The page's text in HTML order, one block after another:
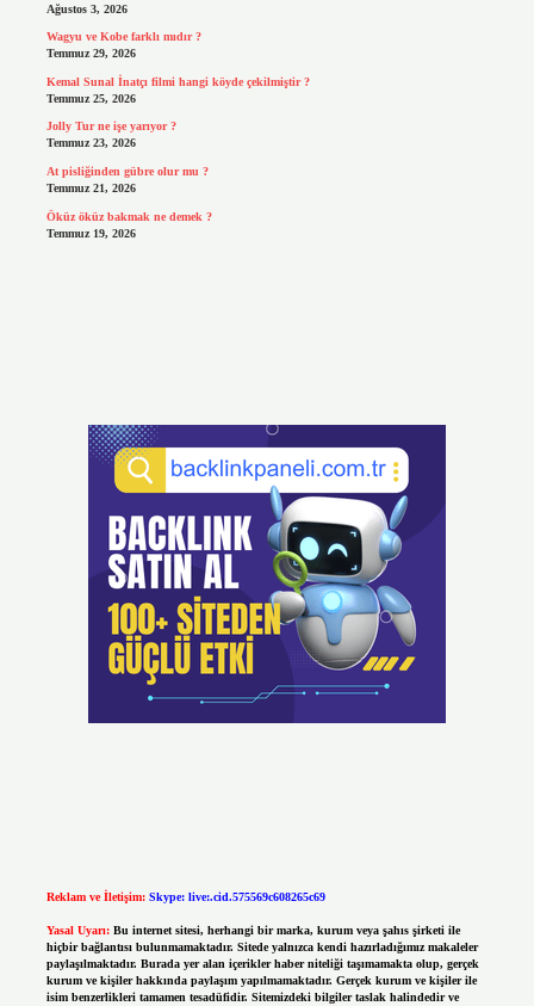
Ağustos 3, 2026
Wagyu ve Kobe farklı mıdır ?
Temmuz 29, 2026
Kemal Sunal İnatçı filmi hangi köyde çekilmiştir ?
Temmuz 25, 2026
Jolly Tur ne işe yarıyor ?
Temmuz 23, 2026
At pisliğinden gübre olur mu ?
Temmuz 21, 2026
Öküz öküz bakmak ne demek ?
Temmuz 19, 2026
Reklam ve İletişim: Skype: live:.cid.575569c608265c69
Yasal Uyarı: Bu internet sitesi, herhangi bir marka, kurum veya şahıs şirketi ile
hiçbir bağlantısı bulunmamaktadır. Sitede yalnızca kendi hazırladığımız makaleler
paylaşılmaktadır. Burada yer alan içerikler haber niteliği taşımamakta olup, gerçek
kurum ve kişiler hakkında paylaşım yapılmamaktadır. Gerçek kurum ve kişiler ile
isim benzerlikleri tamamen tesadüfidir. Sitemizdeki bilgiler taslak halindedir ve